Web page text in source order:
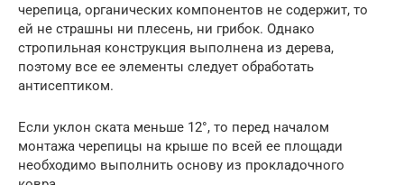
черепица, органических компонентов не содержит, то
ей не страшны ни плесень, ни грибок. Однако
стропильная конструкция выполнена из дерева,
поэтому все ее элементы следует обработать
антисептиком.
Если уклон ската меньше 12°, то перед началом
монтажа черепицы на крыше по всей ее площади
необходимо выполнить основу из прокладочного